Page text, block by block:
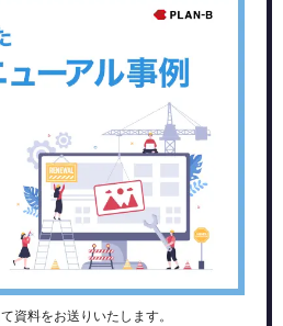
資料をお送りいたします。